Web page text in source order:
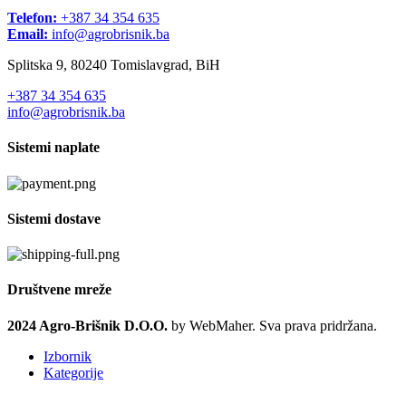
Telefon: +387 34 354 635
Email: info@agrobrisnik.ba
Splitska 9, 80240 Tomislavgrad, BiH
+387 34 354 635
info@agrobrisnik.ba
Sistemi naplate
Sistemi dostave
Društvene mreže
2024 Agro-Brišnik D.O.O. by WebMaher. Sva prava pridržana.
Izbornik
Kategorije